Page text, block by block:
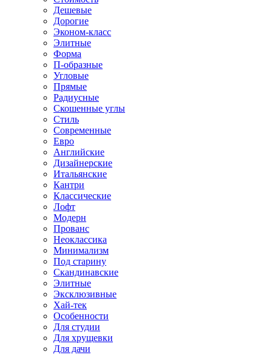
Дешевые
Дорогие
Эконом-класс
Элитные
Форма
П-образные
Угловые
Прямые
Радиусные
Скошенные углы
Стиль
Современные
Евро
Английские
Дизайнерские
Итальянские
Кантри
Классические
Лофт
Модерн
Прованс
Неоклассика
Минимализм
Под старину
Скандинавские
Элитные
Эксклюзивные
Хай-тек
Особенности
Для студии
Для хрущевки
Для дачи